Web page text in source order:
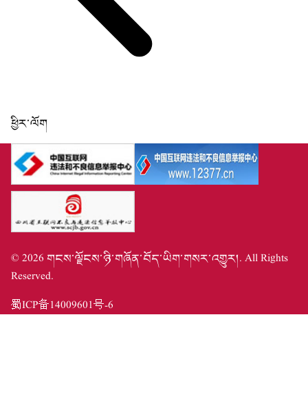
ཕྱིར་ལོག
©2026 གངས་ལྗོངས་ཉི་གཞོན་བོད་ཡིག་གསར་འགྱུར།. All Rights
Reserved.
蜀ICP备14009601号-6